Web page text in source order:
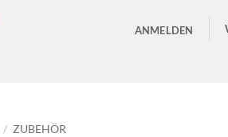
ANMELDEN
/ ZUBEHÖR